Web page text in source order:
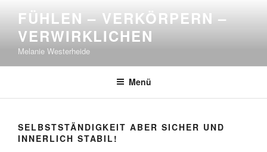
springen
FÜHLEN – VERKÖRPERN –
VERWIRKLICHEN
Melanie Westerheide
Menü
SELBSTSTÄNDIGKEIT ABER SICHER UND
INNERLICH STABIL!